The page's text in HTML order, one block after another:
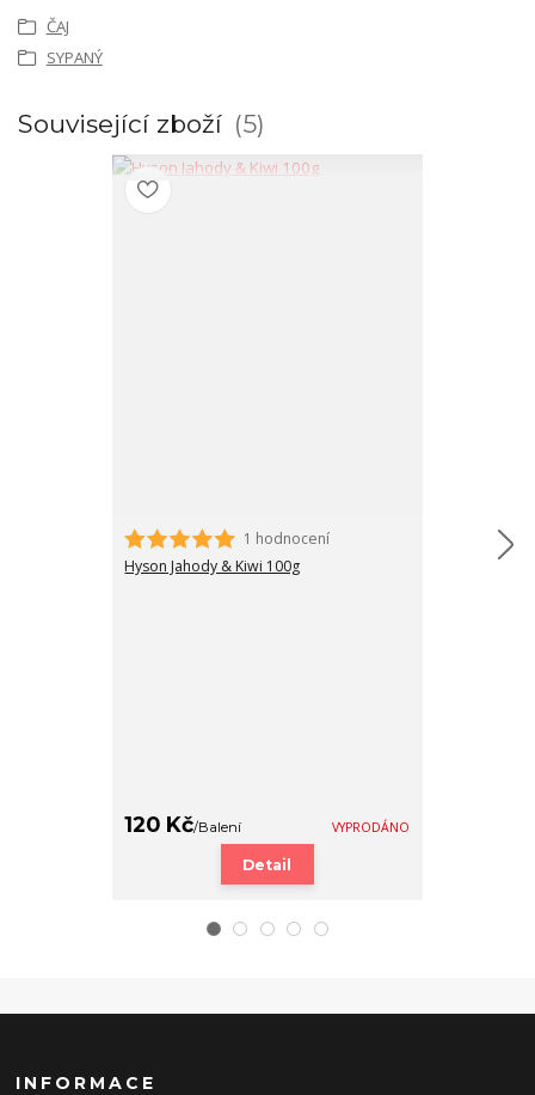
ČAJ
SYPANÝ
Související zboží 5
1 hodnocení
Hyson Jahody & Kiwi 100g
120 Kč/Balení VYPRODÁNO
Detail
Plecháček s
INFORMACE